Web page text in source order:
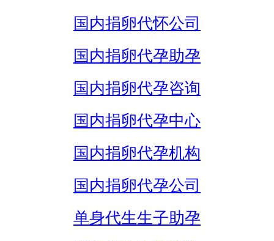
国内捐卵代怀公司
国内捐卵代孕助孕
国内捐卵代孕咨询
国内捐卵代孕中心
国内捐卵代孕机构
国内捐卵代孕公司
单身代生生子助孕